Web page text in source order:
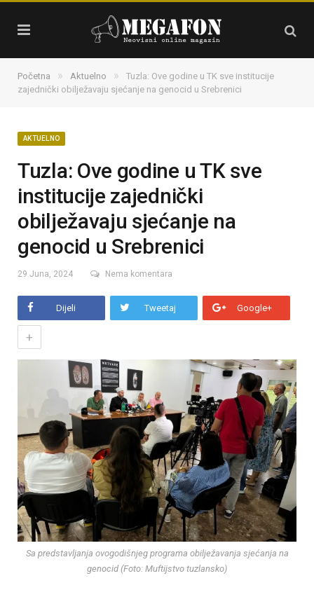
Početna » Aktuelno »
Tuzla: Ove godine u TK sve institucije
zajednički obilježavaju sjećanje na genocid u Srebrenici
AKTUELNO
Tuzla: Ove godine u TK sve
institucije zajednički
obilježavaju sjećanje na
genocid u Srebrenici
29 Juna, 2024 Nema komentara
Dijeli Tweetaj Google+
+
Sa predstavljanja ovogodišnjeg programa obilježavanja sjećanja na
genocid (Foto: Muftijstvo tuzlansko)